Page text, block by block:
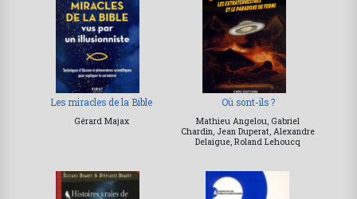
Les miracles de la Bible
Gérard Majax
Où sont-ils ?
Mathieu Angelou, Gabriel
Chardin, Jean Duperat, Alexandre
Delaigue, Roland Lehoucq